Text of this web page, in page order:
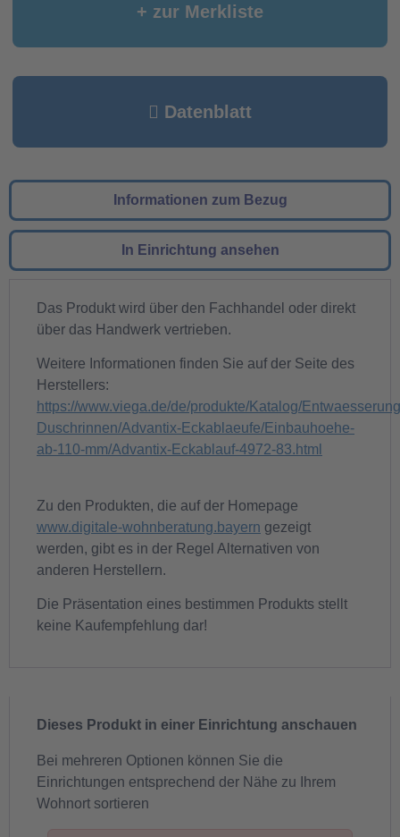
+ zur Merkliste
Datenblatt
Informationen zum Bezug
In Einrichtung ansehen
Das Produkt wird über den Fachhandel oder direkt
über das Handwerk vertrieben.
Weitere Informationen finden Sie auf der Seite des
Herstellers:
https://www.viega.de/de/produkte/Katalog/
Duschrinnen/Advantix-Eckablaeufe/Einbauhoehe-
ab-110-mm/Advantix-Eckablauf-4972-83.html
Zu den Produkten, die auf der Homepage
www.digitale-wohnberatung.bayern gezeigt
werden, gibt es in der Regel Alternativen von
anderen Herstellern.
Die Präsentation eines bestimmen Produkts stellt
keine Kaufempfehlung dar!
Dieses Produkt in einer Einrichtung anschauen
Bei mehreren Optionen können Sie die
Einrichtungen entsprechend der Nähe zu Ihrem
Wohnort sortieren